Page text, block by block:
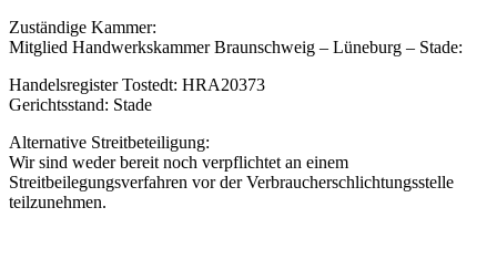
Zuständige Kammer:
Mitglied Handwerkskammer Braunschweig – Lüneburg – Stade:
Handelsregister Tostedt: HRA20373
Gerichtsstand: Stade
Alternative Streitbeteiligung:
Wir sind weder bereit noch verpflichtet an einem
Streitbeilegungsverfahren vor der Verbraucherschlichtungsstelle
teilzunehmen.